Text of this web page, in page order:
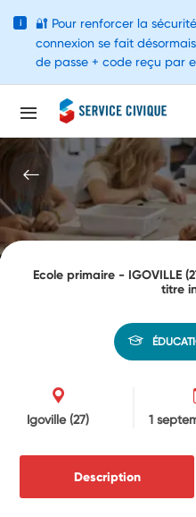
Ecole primaire - IGOVILLE
titre
Igoville(27) 1
Description
i 🔐 Pour renforcer la
connexion se fait
de passe + code reçu par